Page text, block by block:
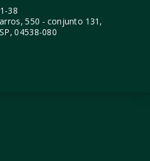
38
550 - conjunto 131,
04538-080